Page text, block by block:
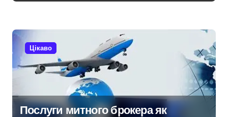
Цікаво
Послуги митного брокера як